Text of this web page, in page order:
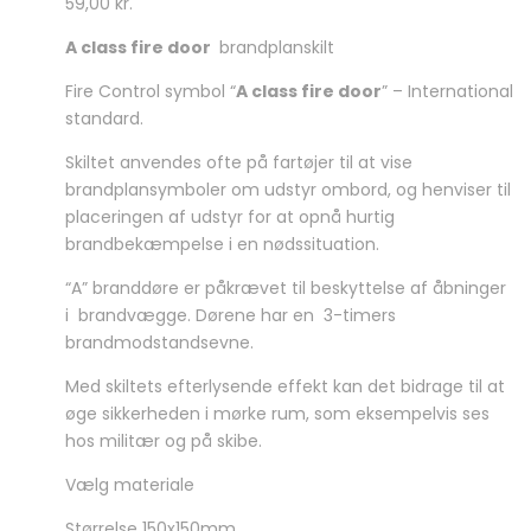
A class fire door brandplanskilt
Fire Control symbol “A class fire door” – International
standard.
Skiltet anvendes ofte på fartøjer til at vise
brandplansymboler om udstyr ombord, og henviser til
placeringen af udstyr for at opnå hurtig
brandbekæmpelse i en nødssituation.
“A” branddøre er påkrævet til beskyttelse af åbninger
i brandvægge. Dørene har en 3-timers
brandmodstandsevne.
Med skiltets efterlysende effekt kan det bidrage til at
øge sikkerheden i mørke rum, som eksempelvis ses
hos militær og på skibe.
Vælg materiale